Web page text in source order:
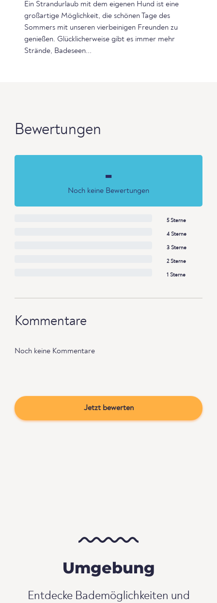
Ein Strandurlaub mit dem eigenen Hund ist eine
großartige Möglichkeit, die schönen Tage des
Sommers mit unseren vierbeinigen Freunden zu
genießen. Glücklicherweise gibt es immer mehr
Strände, Badeseen...
Bewertungen
-
Noch keine Bewertungen
5 Sterne
4 Sterne
3 Sterne
2 Sterne
1 Sterne
Kommentare
Noch keine Kommentare
Jetzt bewerten
Umgebung
Entdecke Bademöglichkeiten und